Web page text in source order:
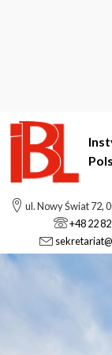
ul. Nowy Świat 72,
+48 22
Szukaj